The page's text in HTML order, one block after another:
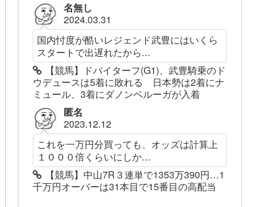
名無し
2024.03.31
国内忖度が酷いレジェンド武豊にはいくら
スタートで出遅れたから...
【競馬】ドバイターフ(G1)、武豊騎乗のド
ウデュースは5着に敗れる 日本勢は2着にナ
ミュール、3着にダノンベルーガが入着
匿名
2023.12.12
これを一万円分買っても、オッズは計算上
１０００倍くらいにしか...
【競馬】中山7R３連単で1353万390円…1
千万円オーバーは31本目で15番目の高配当